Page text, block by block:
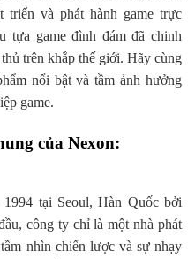
và phát hành game trực
tựa game đình đám đã chinh
trên khắp thế giới. Hãy cùng
nổi bật và tầm ảnh hưởng
game.
của Nexon:
tại Seoul, Hàn Quốc bởi
công ty chỉ là một nhà phát
nhìn chiến lược và sự nhạy